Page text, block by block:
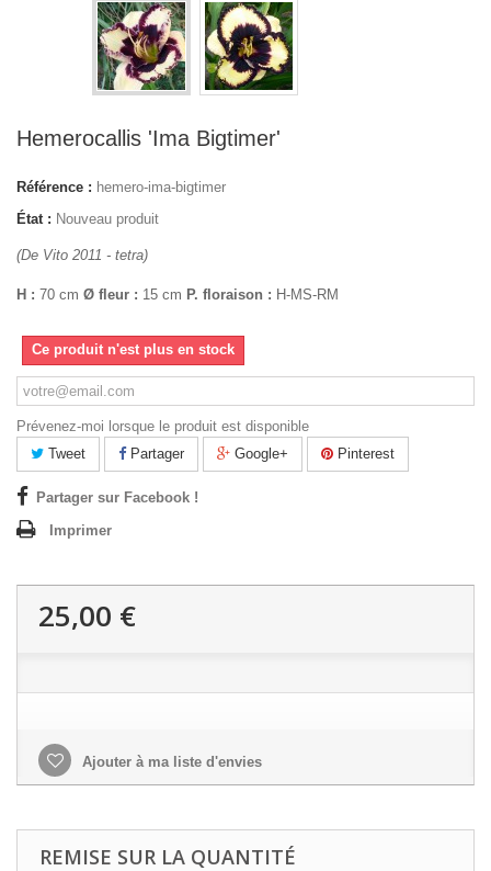
Hemerocallis 'Ima Bigtimer'
Référence : hemero-ima-bigtimer
État : Nouveau produit
(De Vito 2011 - tetra)
H : 70 cm Ø fleur : 15 cm P. floraison : H-MS-RM
Ce produit n'est plus en stock
Prévenez-moi lorsque le produit est disponible
Tweet
Partager Google+ Pinterest
Partager sur Facebook !
Imprimer
25,00 €
Ajouter à ma liste d'envies
REMISE SUR LA QUANTITÉ